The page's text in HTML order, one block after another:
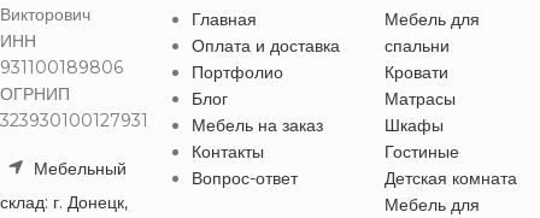
Викторович
ИНН
931100189806
ОГРНИП
323930100127931
Мебельный
склад: г. Донецк,
Главная
Оплата и доставка
Портфолио
Блог
Мебель на заказ
Контакты
Вопрос-ответ
Мебель для
спальни
Кровати
Матрасы
Шкафы
Гостиные
Детская комната
Мебель для